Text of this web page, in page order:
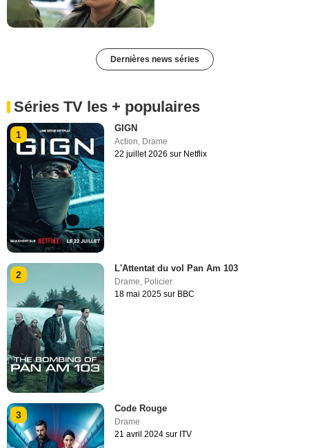
Dernières news séries
Séries TV les + populaires
1
GIGN
Action Drame
22 juillet 2026 sur Netflix
2
L'Attentat du vol Pan Am 103
Drame, Policier
18 mai 2025 sur BBC
3
Code Rouge
Drame
21 avril 2024 sur ITV